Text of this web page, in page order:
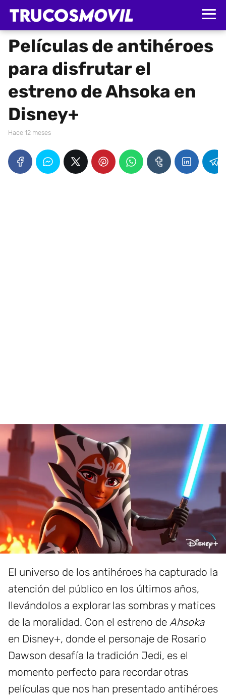
Películas de antihéroes
para disfrutar el
estreno de Ahsoka en
Disney+
hace 12 meses
El universo de los antihéroes ha capturado la
atención del público en los últimos años,
llevándolos a explorar las sombras y matices
de la moralidad. Con el estreno de Ahsoka
en Disney+, donde el personaje de Rosario
Dawson desafía la tradición Jedi, es el
momento perfecto para recordar otras
películas que nos han presentado antihéroes